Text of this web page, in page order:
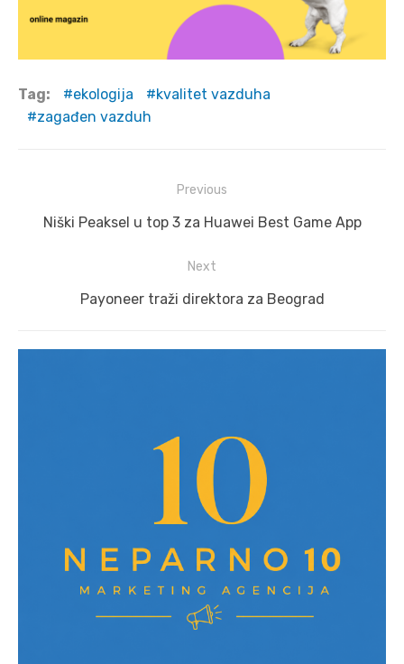
Tag: ekologija
kvalitet vazduha
zagađen vazduh
navigation
Previous
Previous
Niški Peaksel u top 3 za Huawei Best Game App
Next
Next
Payoneer traži direktora za Beograd